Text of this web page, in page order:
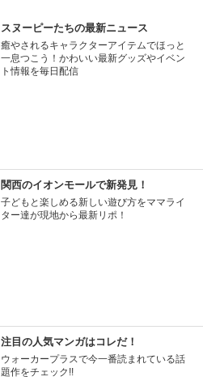
スヌーピーたちの最新ニュース
癒やされるキャラクターアイテムでほっと
一息つこう！かわいい最新グッズやイベン
ト情報を毎日配信
関西のイオンモールで新発見！
子どもと楽しめる新しい遊び方をママライ
ター達が現地から最新リポ！
注目の人気マンガはコレだ！
ウォーカープラスで今一番読まれている話
題作をチェック!!